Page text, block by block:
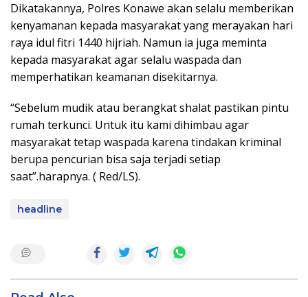
Dikatakannya, Polres Konawe akan selalu memberikan
kenyamanan kepada masyarakat yang merayakan hari
raya idul fitri 1440 hijriah. Namun ia juga meminta
kepada masyarakat agar selalu waspada dan
memperhatikan keamanan disekitarnya.
“Sebelum mudik atau berangkat shalat pastikan pintu
rumah terkunci. Untuk itu kami dihimbau agar
masyarakat tetap waspada karena tindakan kriminal
berupa pencurian bisa saja terjadi setiap
saat”.harapnya. ( Red/LS).
headline